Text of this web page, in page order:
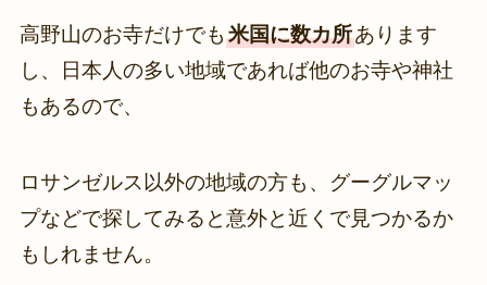
高野山のお寺だけでも 米国に数カ所あります
し、日本人の多い地域であれば他のお寺や神社
もあるので、
ロサンゼルス以外の地域の方も、グーグルマッ
プなどで探してみると意外と近くで見つかるか
もしれません。